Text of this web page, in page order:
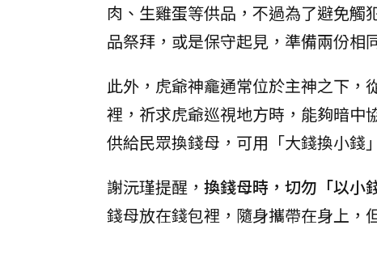
肉、生雞蛋等供品，不過為了避免觸
品祭拜，或是保守起見，準備兩份相
此外，虎爺神龕通常位於主神之下，
裡，祈求虎爺巡視地方時，能夠暗中
供給民眾換錢母，可用「大錢換小錢
謝沅瑾提醒， 換錢母時，切勿「以小
錢母放在錢包裡，隨身攜帶在身上，